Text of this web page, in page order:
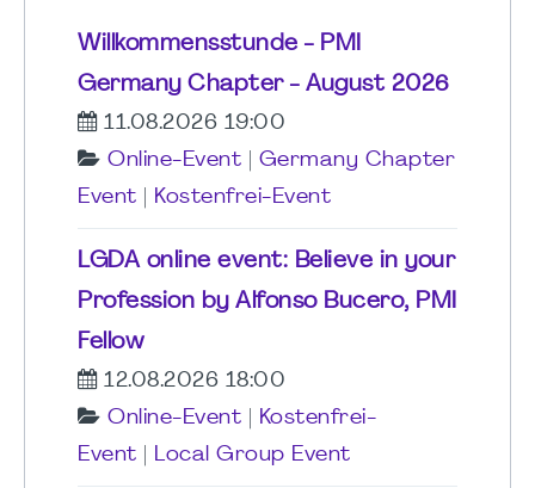
Willkommensstunde - PMI
Germany Chapter - August 2026
11.08.2026 19:00
Online-Event
Germany Chapter
Event
Kostenfrei-Event
LGDA online event: Believe in your
Profession by Alfonso Bucero, PMI
Fellow
12.08.2026 18:00
Online-Event
Kostenfrei-
Event
Local Group Event